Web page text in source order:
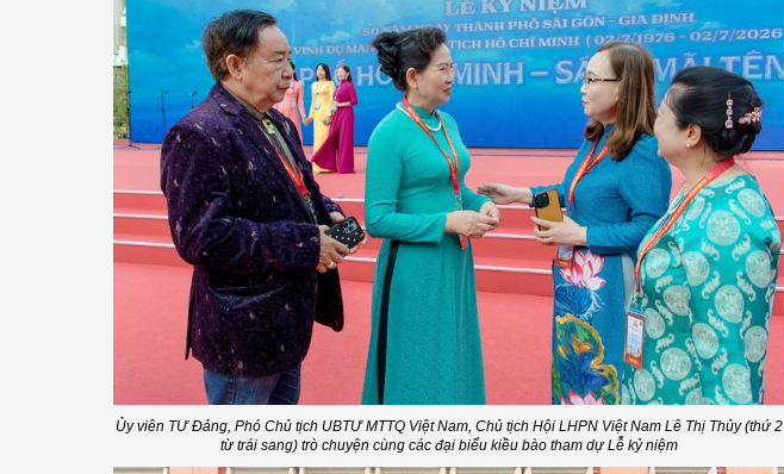
Ủy viên TƯ Đảng, Phó Chủ tịch UBTƯ MTTQ Việt Nam, Chủ tịch Hội LHPN Việt Nam Lê Thị Thủy (thứ 2
từ trái sang) trò chuyện cùng các đại biểu kiều bào tham dự Lễ kỷ niệm